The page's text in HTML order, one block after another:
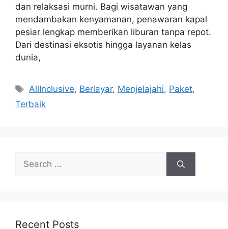
dan relaksasi murni. Bagi wisatawan yang
mendambakan kenyamanan, penawaran kapal
pesiar lengkap memberikan liburan tanpa repot.
Dari destinasi eksotis hingga layanan kelas
dunia,
Tags
AllInclusive, Berlayar, Menjelajahi, Paket,
Terbaik
Search
for:
Recent Posts